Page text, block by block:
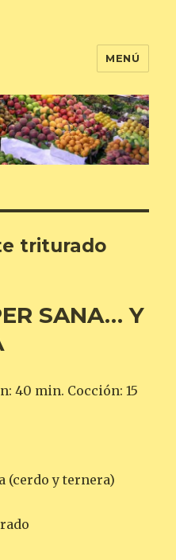
MENÚ
triturado
SANA… Y
40 min. Cocción: 15
(cerdo y ternera)